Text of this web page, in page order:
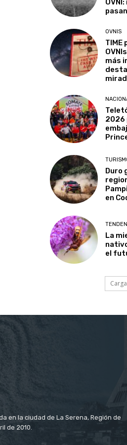
OVNIS
TIME
más
2026
Duro
en
La
el
en la ciudad de La Serena, Región de
de 2010.